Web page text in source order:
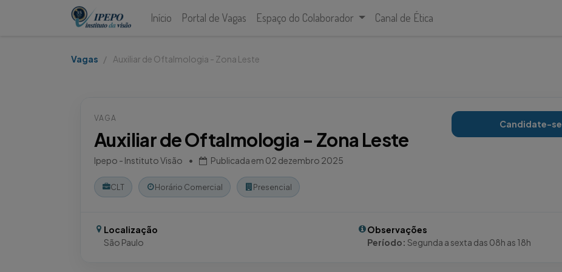
Início Portal de Vagas Espaço do Colaborador Canal de Ética
Vagas Auxiliar de Oftalmologia - Zona Leste
VAGA
Auxiliar de Oftalmologia - Zona Leste
Ipepo - Instituto Visão • Publicada em 02 dezembro 2025
CLT Horário Comercial Presencial
Candidate-se
Localização
São Paulo
Observações
Período: Segunda a sexta das 08h as 18h